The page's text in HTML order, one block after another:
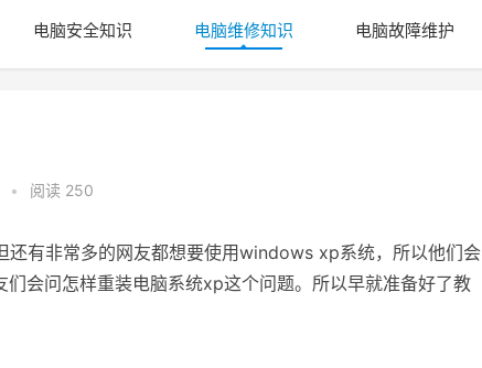
电脑安全知识 电脑维修知识 电脑故障维护
• 阅读 250
有非常多的网友都想要使用windows xp系统，所以他们会
们会问怎样重装电脑系统xp这个问题。所以早就准备好了教